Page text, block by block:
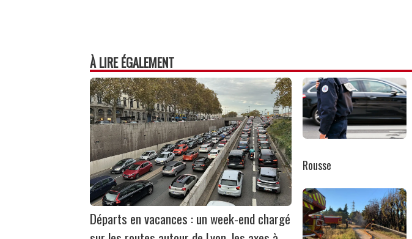
À LIRE ÉGALEMENT
Départs en vacances : un week-end chargé
Rousse